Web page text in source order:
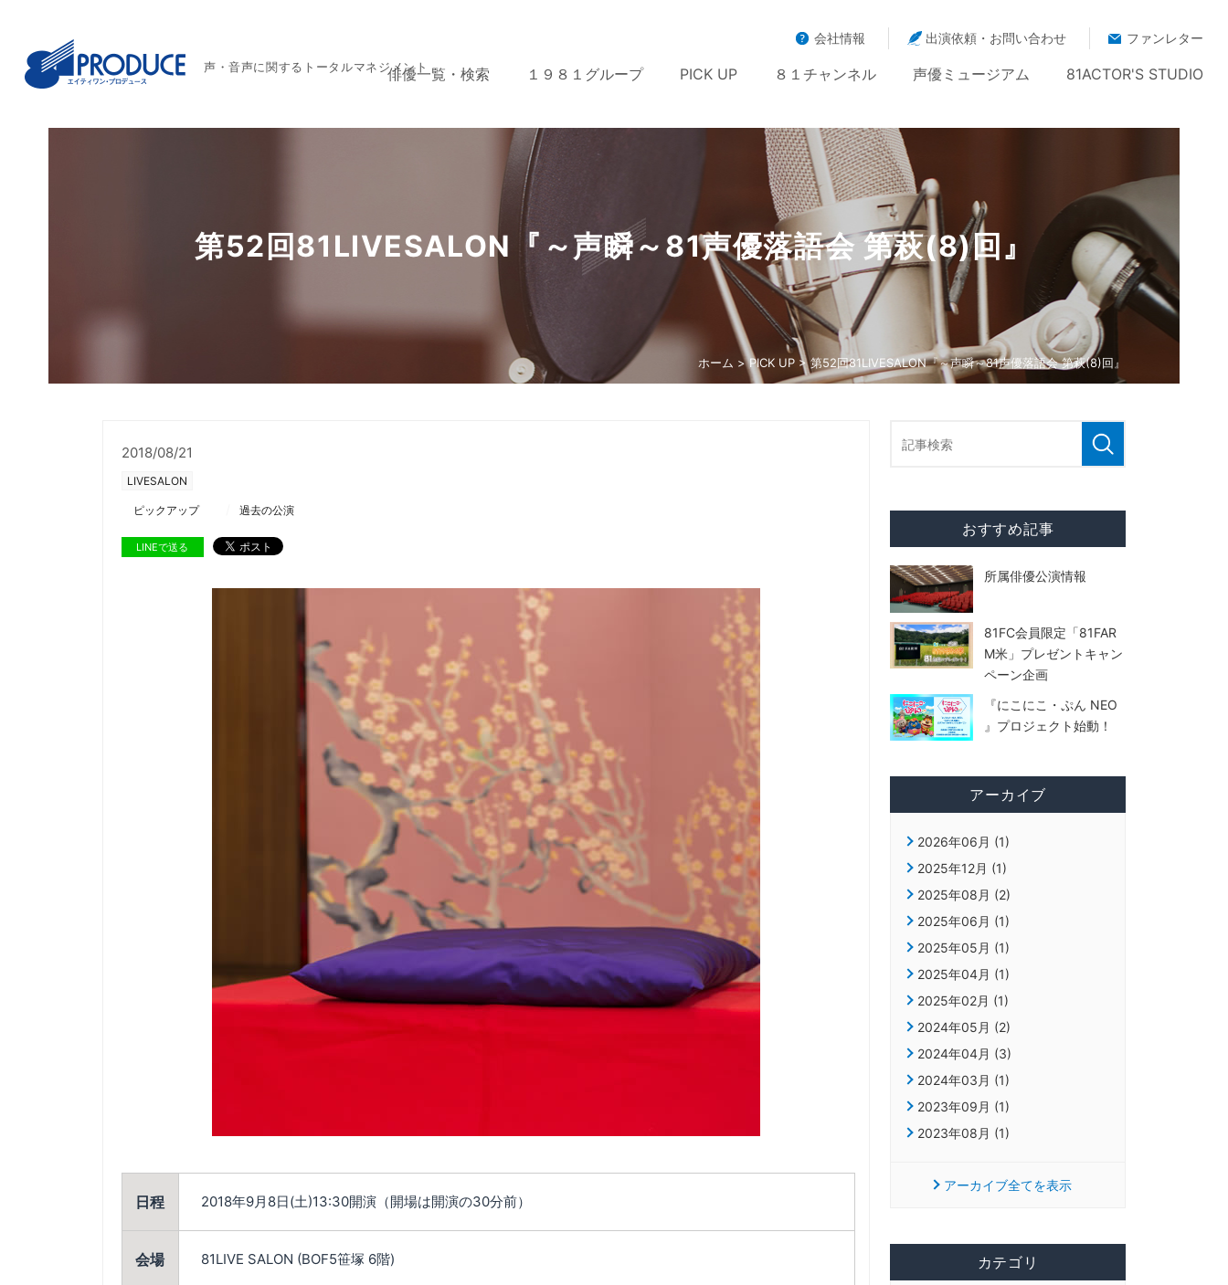
声・音声に関するトータルマネジメント
会社情報 出演依頼・お問い合わせ ファンレター
俳優一覧・検索 １９８１グループ PICK UP ８１チャンネル 声優ミュージアム 81ACTOR'S STUDIO
第52回81LIVESALON『～声瞬～81声優落語会 第萩(8)回』
ホーム >PICK UP> 第52回81LIVESALON『～声瞬～81声優落語会 第萩(8)回』
2018/08/21
LIVESALON
ピックアップ 過去の公演
LINEで送る
日程 2018年9月8日(土)13:30開演（開場は開演の30分前）
会場 81LIVE SALON (BOF5笹塚 6階)
おすすめ記事
所属俳優公演情報
81FC会員限定「81FAR
M米」プレゼントキャン
ペーン企画
『にこにこ・ぷん NEO
』プロジェクト始動！
アーカイブ
2026年06月 (1)
2025年12月 (1)
2025年08月 (2)
2025年06月 (1)
2025年05月 (1)
2025年04月 (1)
2025年02月 (1)
2024年05月 (2)
2024年04月 (3)
2024年03月 (1)
2023年09月 (1)
2023年08月 (1)
アーカイブ全てを表示
カテゴリ